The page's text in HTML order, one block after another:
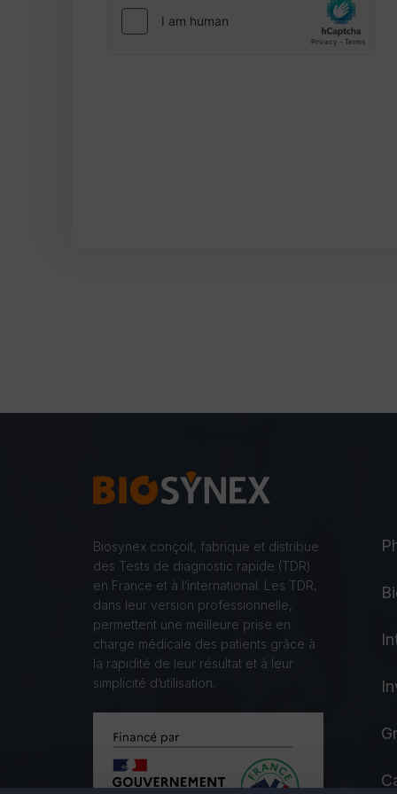
Biosynex conçoit, fabrique et distribue
des Tests de diagnostic rapide (TDR)
en France et à l’international. Les TDR,
dans leur version professionnelle,
permettent une meilleure prise en
charge médicale des patients grâce à
la rapidité de leur résultat et à leur
simplicité d’utilisation.